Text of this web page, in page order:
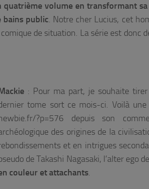
volume en transformant
bains public. Notre cher Lucius, cet
de situation. La série est
: Pour ma part, je souhaite
tome sort ce mois-ci. Voilà
?p=576 depuis son
des origines de la
et en intrigues
de Takashi Nagasaki, l’alter ego
couleur et attachants.